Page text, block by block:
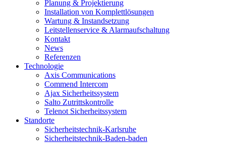
Planung & Projektierung​
Installation von Komplettlösungen
Wartung & Instandsetzung
Leitstellenservice & Alarmaufschaltung
Kontakt
News
Referenzen
Technologie
Axis Communications
Commend Intercom
Ajax Sicherheitssystem​
Salto Zutrittskontrolle
Telenot Sicherheitssystem
Standorte
Sicherheitstechnik-Karlsruhe
Sicherheitstechnik-Baden-baden